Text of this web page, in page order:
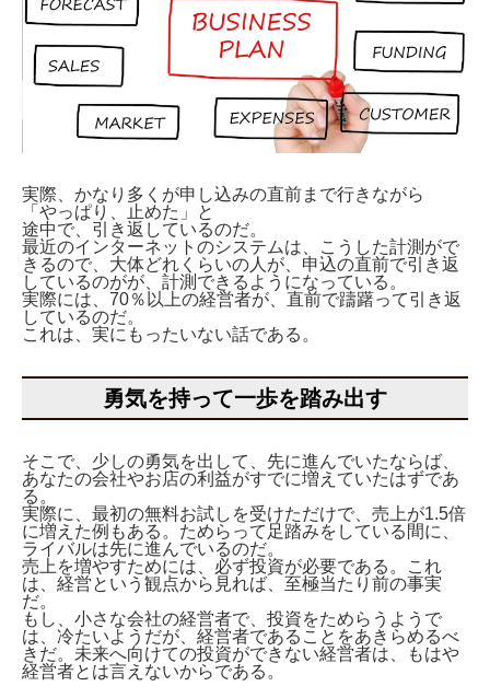
実際、かなり多くが申し込みの直前まで行きながら
「やっぱり、止めた」と
途中で、引き返しているのだ。
最近のインターネットのシステムは、こうした計測がで
きるので、大体どれくらいの人が、申込の直前で引き返
しているのがが、計測できるようになっている。
実際には、70％以上の経営者が、直前で躊躇って引き返
しているのだ。
これは、実にもったいない話である。
勇気を持って一歩を踏み出す
そこで、少しの勇気を出して、先に進んでいたならば、
あなたの会社やお店の利益がすでに増えていたはずであ
る。
実際に、最初の無料お試しを受けただけで、売上が1.5倍
に増えた例もある。ためらって足踏みをしている間に、
ライバルは先に進んでいるのだ。
売上を増やすためには、必ず投資が必要である。これ
は、経営という観点から見れば、至極当たり前の事実
だ。
もし、小さな会社の経営者で、投資をためらうようで
は、冷たいようだが、経営者であることをあきらめるべ
きだ。未来へ向けての投資ができない経営者は、もはや
経営者とは言えないからである。